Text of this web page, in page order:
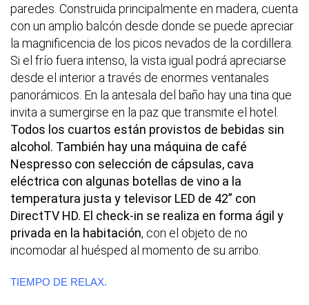
paredes. Construida principalmente en madera, cuenta
con un amplio balcón desde donde se puede apreciar
la magnificencia de los picos nevados de la cordillera.
Si el frío fuera intenso, la vista igual podrá apreciarse
desde el interior a través de enormes ventanales
panorámicos. En la antesala del baño hay una tina que
invita a sumergirse en la paz que transmite el hotel.
Todos los cuartos están provistos de bebidas sin
alcohol. También hay una máquina de café
Nespresso con selección de cápsulas, cava
eléctrica con algunas botellas de vino a la
temperatura justa y televisor LED de 42” con
DirectTV HD. El check-in se realiza en forma ágil y
privada en la habitación, con el objeto de no
incomodar al huésped al momento de su arribo.
TIEMPO DE RELAX.